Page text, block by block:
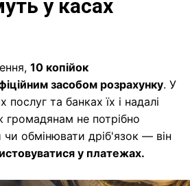
у касах
10 копійок
засобом розрахунку. У
послуг та банках їх і надалі
не потрібно
чи обмінювати дріб'язок — він
у платежах.